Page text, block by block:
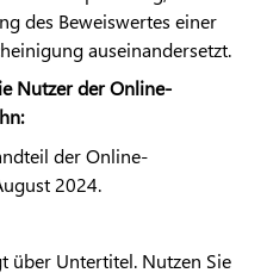
des Beweiswertes einer
auseinandersetzt.
Nutzer der Online-
der Online-
2024.
über Untertitel. Nutzen Sie